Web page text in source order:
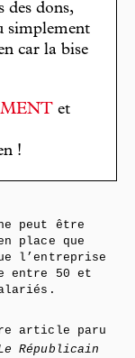
des dons,
simplement
car la bise
et
!
peut être
place que
l’entreprise
entre 50 et
article paru
Républicain